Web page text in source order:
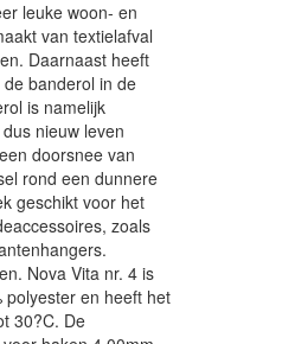
leuke woon- en
van textielafval
Daarnaast heeft
banderol in de
is namelijk
nieuw leven
doorsnee van
rond een dunnere
geschikt voor het
zoals
Nova Vita nr. 4 is
en heeft het
30?C. De